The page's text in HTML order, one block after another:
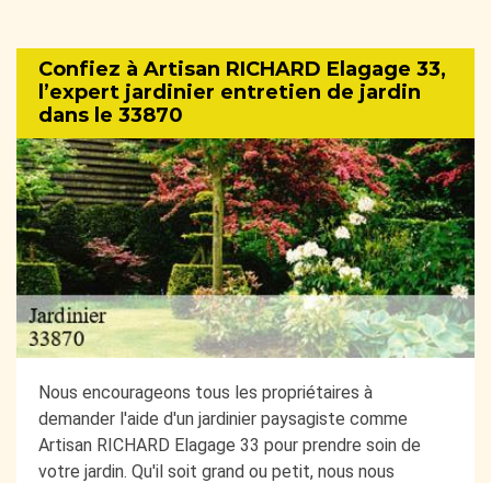
Confiez à Artisan RICHARD Elagage 33,
l’expert jardinier entretien de jardin
dans le 33870
Nous encourageons tous les propriétaires à
demander l'aide d'un jardinier paysagiste comme
Artisan RICHARD Elagage 33 pour prendre soin de
votre jardin. Qu'il soit grand ou petit, nous nous